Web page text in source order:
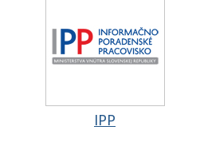
IPP